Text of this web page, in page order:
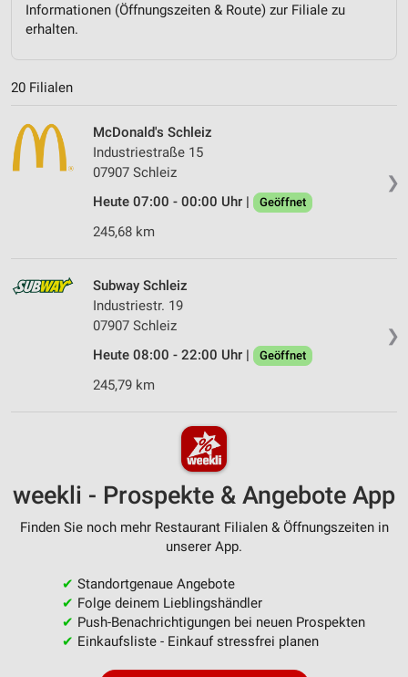
Informationen (Öffnungszeiten & Route) zur Filiale zu
erhalten.
20 Filialen
❯
McDonald's Schleiz
Industriestraße 15
07907 Schleiz
Heute 07:00 - 00:00 Uhr |
Geöffnet
245,68 km
❯
Subway Schleiz
Industriestr. 19
07907 Schleiz
Heute 08:00 - 22:00 Uhr |
Geöffnet
245,79 km
weekli - Prospekte & Angebote App
Finden Sie noch mehr Restaurant Filialen & Öffnungszeiten in
unserer App.
✔ Standortgenaue Angebote
✔ Folge deinem Lieblingshändler
✔ Push-Benachrichtigungen bei neuen Prospekten
✔ Einkaufsliste - Einkauf stressfrei planen